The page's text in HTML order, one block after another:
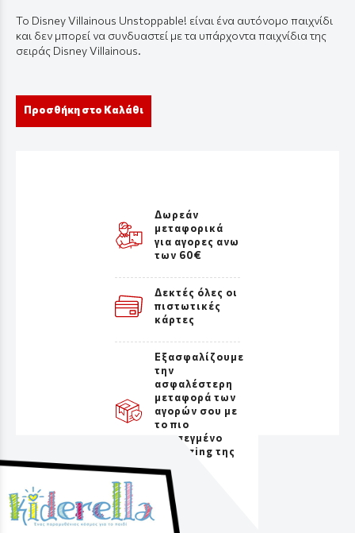
Το Disney Villainous Unstoppable! είναι ένα αυτόνομο παιχνίδι
και δεν μπορεί να συνδυαστεί με τα υπάρχοντα παιχνίδια της
σειράς Disney Villainous.
Προσθήκη στο Καλάθι
Δωρεάν
μεταφορικά
για αγορες ανω
των 60€
Δεκτές όλες οι
πιστωτικές
κάρτες
Εξασφαλίζουμε
την
ασφαλέστερη
μεταφορά των
αγορών σου με
το πιο
προσεγμένο
packaging της